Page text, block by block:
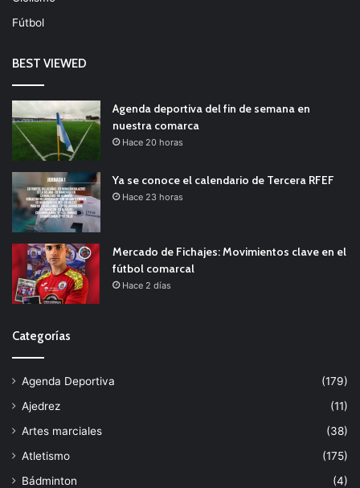
Fútbol
BEST VIEWED
Agenda deportiva del fin de semana en
nuestra comarca
Hace 20 horas
Ya se conoce el calendario de Tercera RFEF
Hace 23 horas
Mercado de Fichajes: Movimientos clave en el
fútbol comarcal
Hace 2 días
Categorías
Agenda Deportiva
(179)
Ajedrez
(11)
Artes marciales
(38)
Atletismo
(175)
Bádminton
(4)